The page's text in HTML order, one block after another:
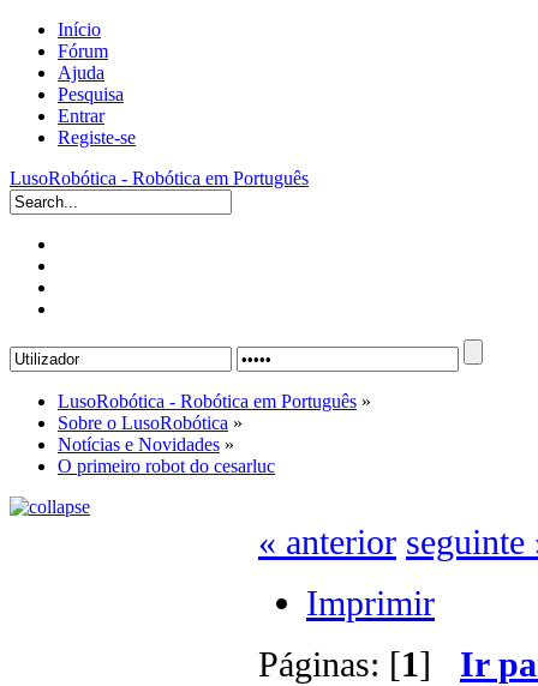
Início
Fórum
Ajuda
Pesquisa
Entrar
Registe-se
LusoRobótica - Robótica em Português
LusoRobótica - Robótica em Português »
Sobre o LusoRobótica »
Notícias e Novidades »
O primeiro robot do cesarluc
« anterior seguinte
Imprimir
Páginas: [1] Ir